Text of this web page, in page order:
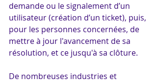
demande ou le signalement d’un
utilisateur (création d’un ticket), puis,
pour les personnes concernées, de
mettre à jour l'avancement de sa
résolution, et ce jusqu'à sa clôture.
De nombreuses industries et